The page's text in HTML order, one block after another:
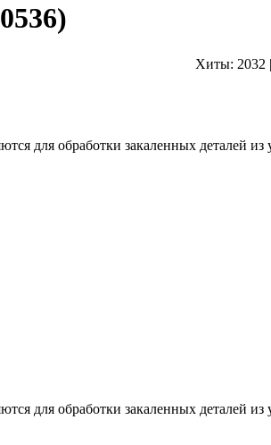
)
Хиты: 2032 |
для обработки закаленных деталей из
для обработки закаленных деталей из